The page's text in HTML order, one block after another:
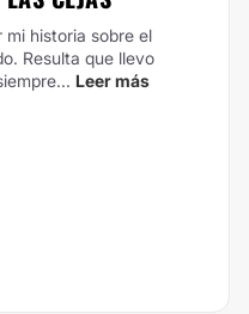
historia sobre el
Resulta que llevo
Leer más